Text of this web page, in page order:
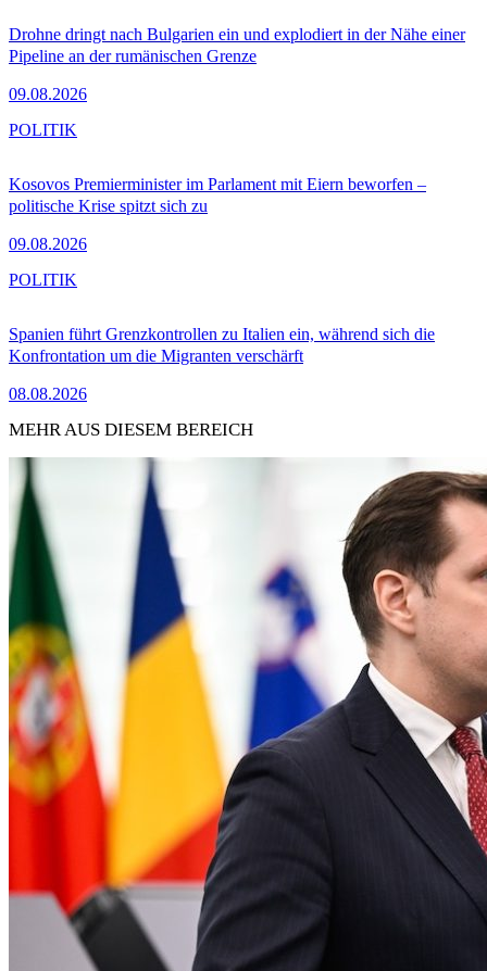
Drohne dringt nach Bulgarien ein und explodiert in der Nähe einer
Pipeline an der rumänischen Grenze
09.08.2026
Kosovos Premierminister im Parlament mit Eiern beworfen –
politische Krise spitzt sich zu
09.08.2026
POLITIK
Spanien führt Grenzkontrollen zu Italien ein, während sich die
Konfrontation um die Migranten verschärft
08.08.2026
POLITIK
MEHR AUS DIESEM BEREICH